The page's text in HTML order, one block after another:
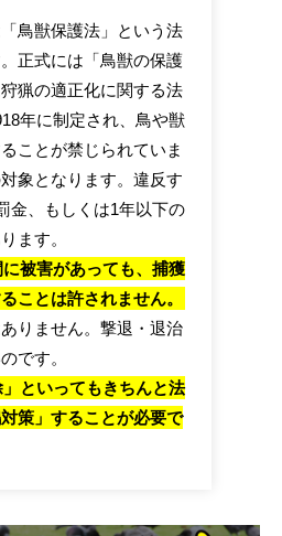
鳥獣保護法」という法
正式には「鳥獣の保護
猟の適正化に関する法
年に制定され、鳥や獣
ことが禁じられていま
象となります。違反す
金、もしくは1年以下の
ます。
被害があっても、捕獲
ことは許されません。
りません。撃退・退治
です。
」といってもきちんと法
策」することが必要で